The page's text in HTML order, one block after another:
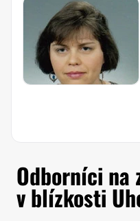
Odborníci na
v blízkosti